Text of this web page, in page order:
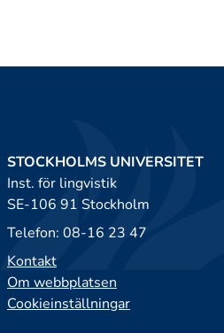
STOCKHOLMS UNIVERSITET
Inst. för lingvistik
SE-106 91 Stockholm
Telefon: 08-16 23 47
Kontakt
Om webbplatsen
Cookieinställningar